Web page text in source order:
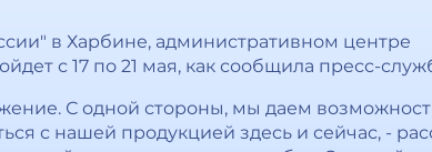
в Харбине, административном центре
с 17 по 21 мая, как сообщила пресс-
С одной стороны, мы даем
с нашей продукцией здесь и сейчас, -